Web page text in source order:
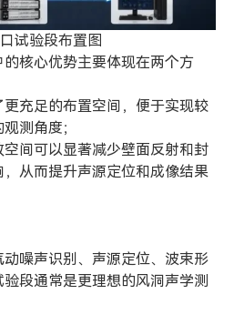
试验段布置图
核心优势主要体现在两个方
充足的布置空间，便于实现较
测角度；
间可以显著减少壁面反射和封
从而提升声源定位和成像结果
噪声识别、声源定位、波束形
段通常是更理想的风洞声学测